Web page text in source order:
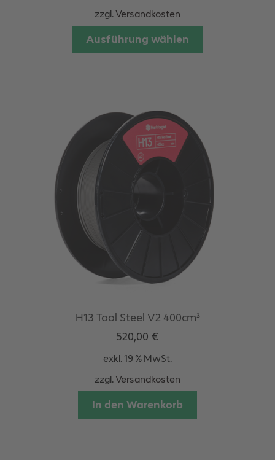
zzgl.Versandkosten
Ausführung wählen
Optionen
können
auf
der
Produktseite
gewählt
werden
H13 Tool Steel V2 400cm³
520,00 €
exkl. 19 % MwSt.
zzgl.Versandkosten
In den Warenkorb